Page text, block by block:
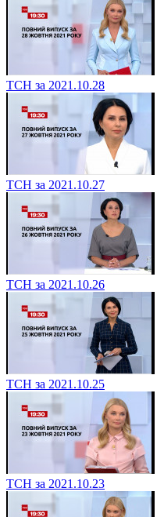
ТСН за 2021.10.28
ТСН за 2021.10.27
ТСН за 2021.10.26
ТСН за 2021.10.25
ТСН за 2021.10.23